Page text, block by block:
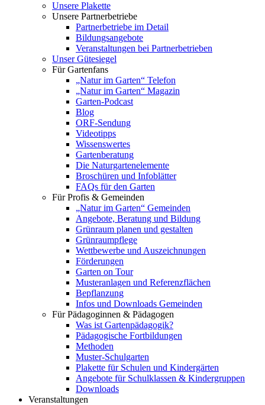
Unsere Plakette
Unsere Partnerbetriebe
Partnerbetriebe im Detail
Bildungsangebote
Veranstaltungen bei Partnerbetrieben
Unser Gütesiegel
Für Gartenfans
„Natur im Garten“ Telefon
„Natur im Garten“ Magazin
Garten-Podcast
Blog
ORF-Sendung
Videotipps
Wissenswertes
Gartenberatung
Die Naturgartenelemente
Broschüren und Infoblätter
FAQs für den Garten
Für Profis & Gemeinden
„Natur im Garten“ Gemeinden
Angebote, Beratung und Bildung
Grünraum planen und gestalten
Grünraumpflege
Wettbewerbe und Auszeichnungen
Förderungen
Garten on Tour
Musteranlagen und Referenzflächen
Bepflanzung
Infos und Downloads Gemeinden
Für Pädagoginnen & Pädagogen
Was ist Gartenpädagogik?
Pädagogische Fortbildungen
Methoden
Muster-Schulgarten
Plakette für Schulen und Kindergärten
Angebote für Schulklassen & Kindergruppen
Downloads
Veranstaltungen